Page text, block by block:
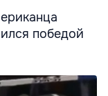
победой